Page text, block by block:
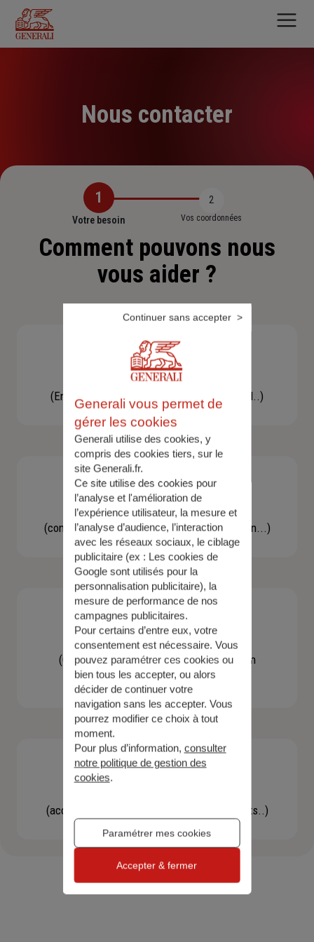
contenu
principal
Nous contacter
1
Votre besoin
2
Vos coordonnées
Comment pouvons nous
vous aider ?
Besoin d'une assistance
(En cas d'accident, bris de glace, un conseil..)
Demande d'information
(concernant une actualité, une réglementation...)
Contacter un agent
(Obtenir un devis, une information, faire un
bilan...)
(accéder à l'espace client, gérer mes contrats..)
Generali vous permet de
gérer les cookies
Generali utilise des cookies, y
compris des cookies tiers, sur le
site Generali.fr.
Ce site utilise des cookies pour
l’analyse et l'amélioration de
l’expérience utilisateur, la mesure et
l’analyse d’audience, l’interaction
avec les réseaux sociaux, le ciblage
publicitaire (ex : Les cookies de
Google sont utilisés pour la
personnalisation publicitaire), la
mesure de performance de nos
campagnes publicitaires.
Pour certains d’entre eux, votre
consentement est nécessaire. Vous
pouvez paramétrer ces cookies ou
bien tous les accepter, ou alors
décider de continuer votre
navigation sans les accepter. Vous
pourrez modifier ce choix à tout
moment.
Pour plus d’information, consulter
notre politique de gestion des
cookies.
Paramétrer mes cookies
Continuer sans accepter
Accepter & fermer